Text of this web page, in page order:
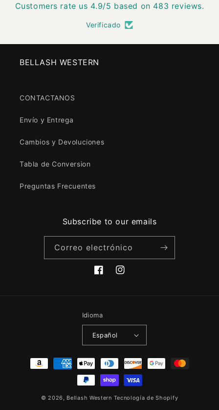
Customers rate us 4.9/5 based on 483 reviews.
Verificado
BELLASH WESTERN
CONTACTANOS
Envío y Entrega
Cambios y Devoluciones
Tabla de Conversion
Preguntas Frecuentes
Subscribe to our emails
Correo electrónico
FacebookInstagram
Idioma
Español
Formas
© 2026, Bellash Western Tecnología de Shopify